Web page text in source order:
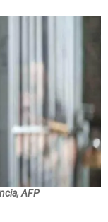
AFP